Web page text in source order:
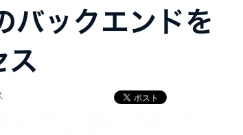
ックエンドを
ス